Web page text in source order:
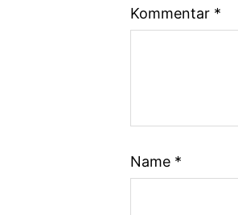
Kommentar *
Name *